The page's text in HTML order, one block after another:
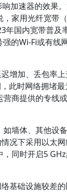
加速器的效果
家用光纤宽带
年国内宽带普及
的Wi-Fi或有线
增加、丢包率上
此时网络拥堵
商提供的专线
墙体、其他设
况下采用以太
同时开启5
基础设施较差的